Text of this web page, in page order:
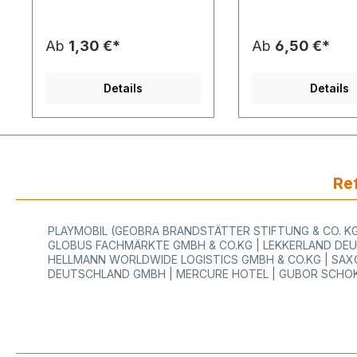
Bestellmenge.
Etikettengröße/Farbe: 26x12
mm / nach WahlKlebestärke:
nach WahlMenge/Rolle:
6.26, Meto 7.26, Meto 8.26,
Meto 10.26 jeweils 26x12,
Blitz C5, Blitz C6, Blitz C8,
Blitz C10, Print S6, Print S8,
Print S10, Tovel K5, Tovel
Avery 1/8, Avery 1/10, Contact
Ab 1,30 €*
Details
mm Welle / nach
Wahl Druckarbe /
permanent,
1.500 Stück /
Jolly JC6, JC8,
BLITZ C6, C8, C10,
Der Preis bezieht
auf eine
Preisetiketten mit
uns nur
Ab 6,50 €*
Details
PLAYMOBIL (GEOBRA BRANDSTÄTTER STIFTUNG & CO.
GLOBUS FACHMÄRKTE GMBH & CO.KG | LEKKERLAND
HELLMANN WORLDWIDE LOGISTICS GMBH & CO.KG |
DEUTSCHLAND GMBH | MERCURE HOTEL | GUBOR